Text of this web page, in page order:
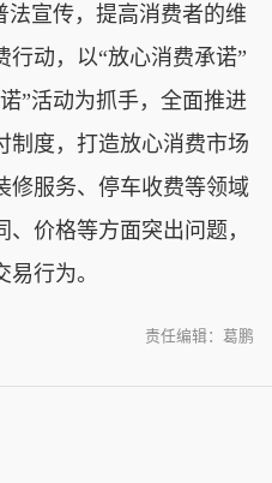
法宣传，提高消费者的维
动，以“放心消费承诺”
”活动为抓手，全面推进
制度，打造放心消费市场
修服务、停车收费等领域
价格等方面突出问题，
行为。
责任编辑：葛鹏